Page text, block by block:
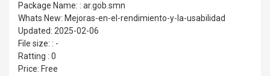
Package Name: : ar.gob.smn
Whats New: Mejoras-en-el-rendimiento-y-la-usabilidad
Updated: 2025-02-06
File size: : -
Ratting : 0
Price: Free